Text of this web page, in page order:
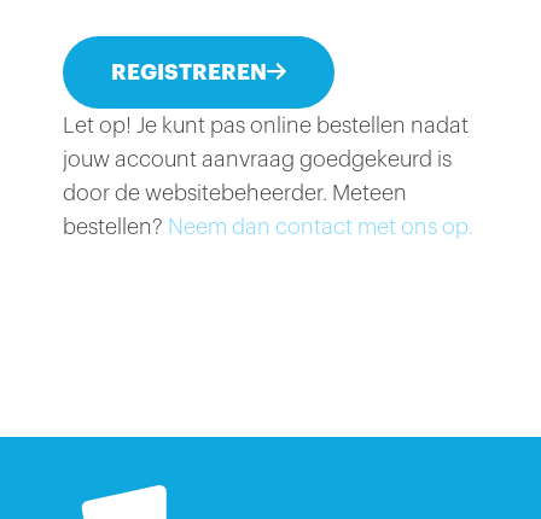
REGISTREREN
Let op! Je kunt pas online bestellen nadat
jouw account aanvraag goedgekeurd is
door de websitebeheerder. Meteen
bestellen? Neem dan contact met ons op.